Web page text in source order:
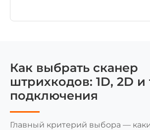
Как выбрать сканер
штрихкодов: 1D, 2D и
подключения
Главный критерий выбора —